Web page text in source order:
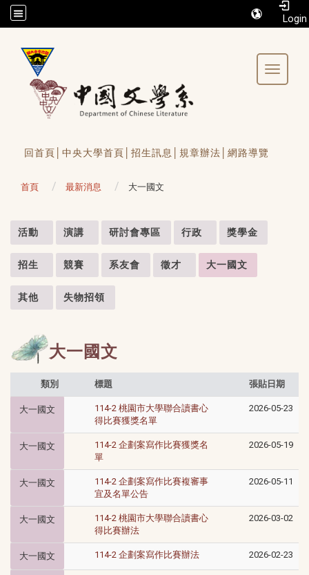
/accesskey"" title="Toolbar">:::
Toggle
回首頁│ 中央大學首頁│ 招生訊息│ 規章辦法│ 網路導覽
首頁 最新消息 大一國文
活動 演講 研討會專區 行政 獎學金
招生 競賽 系友會 徵才 大一國文
其他 失物招領
大一國文
類別 標題 張貼日期
大一國文
114-2 桃園市大學聯合讀書心
得比賽獲獎名單
2026-05-23
大一國文
114-2 企劃案寫作比賽獲獎名
單
2026-05-19
大一國文
114-2 企劃案寫作比賽複審事
宜及名單公告
2026-05-11
大一國文
114-2 桃園市大學聯合讀書心
得比賽辦法​​​​​
2026-03-02
大一國文 ​​​​114-2 企劃案寫作比賽辦法 2026-02-23